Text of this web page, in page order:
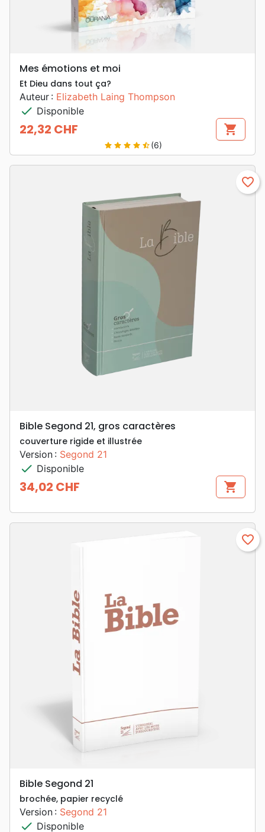
Mes émotions et moi
Et Dieu dans tout ça?
Auteur : Elizabeth Laing Thompson
check Disponible
Prix
22,32 CHF shopping_cart
star star star star star_half(6)
favorite_border
Bible Segond 21, gros caractères
couverture rigide et illustrée
Version : Segond 21
check Disponible
Prix
34,02 CHF shopping_cart
favorite_border
Bible Segond 21
brochée, papier recyclé
Version : Segond 21
check Disponible